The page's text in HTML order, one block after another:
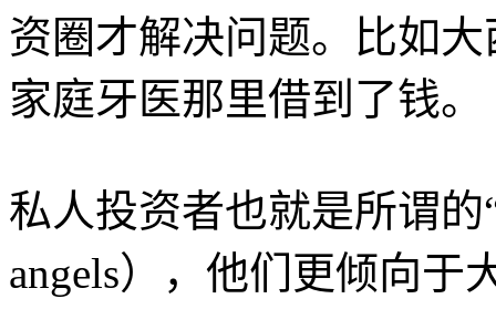
资圈才解决问题。比如
家庭牙医那里借到了钱。
私人投资者也就是所谓的
angels），他们更倾向于